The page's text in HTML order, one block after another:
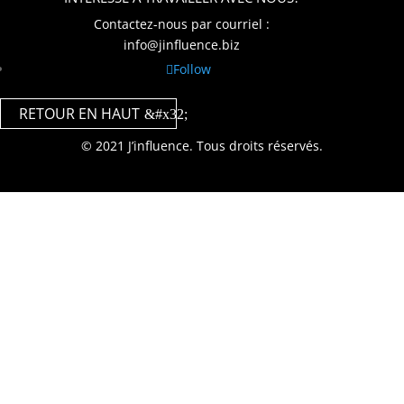
Contactez-nous par courriel :
info@jinfluence.biz
Follow
RETOUR EN HAUT
© 2021 J’influence. Tous droits réservés.